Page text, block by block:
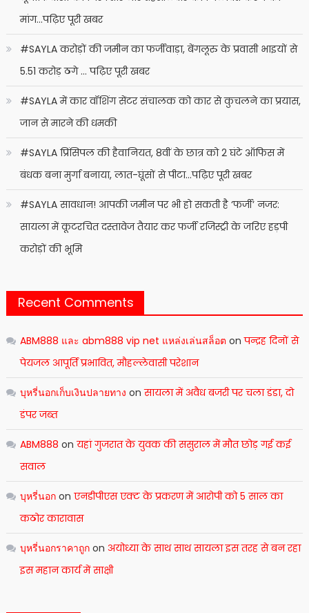
मांग…पढ़िए पूरी खबर
#SAYLA करोड़ों की जमीन का फर्जीवाड़ा, बेंगलूरु के प्रवासी भाइयों से
5.51 करोड़ ठगे … पढ़िए पूरी खबर
#SAYLA में कार वॉशिंग सेंटर संचालक को कार से कुचलने का प्रयास,
जान से मारने की धमकी
#SAYLA प्रिंसिपल की हैवानियत, 8वीं के छात्र को 2 घंटे ऑफिस में
बंधक बना मुर्गा बनाया, लात-घूंसों से पीटा…पढ़िए पूरी खबर
#SAYLA सावधान! आपकी जमीन पर भी हो सकती है ‘फर्जी’ नजर:
सायला में कूटरचित दस्तावेज तैयार कर फर्जी रजिस्ट्री के जरिए हड़पी
करोड़ों की भूमि
Recent Comments
ABM888 และ abm888 vip net แหล่งเล่นสล็อต onपन्द्रह दिनों से
पेयजल आपूर्ति प्रभावित, मौहल्लेवासी परेशान
บุหรี่นอกเก็บเงินปลายทาง onसायला में अवैध बजरी पर चला डंडा, दो
डंपर जब्त
ABM888 on यहां गुजरात के युवक की ससुराल में मौत छोड़ गई कई
सवाल
บุหรี่นอกon एनडीपीएस एक्ट के प्रकरण में आरोपी को 5 साल का
कठोर कारावास
บุหรี่นอกราคาถูกon अयोध्या के साथ साथ सायला इस तरह से बन रहा
इस महान कार्य में साक्षी